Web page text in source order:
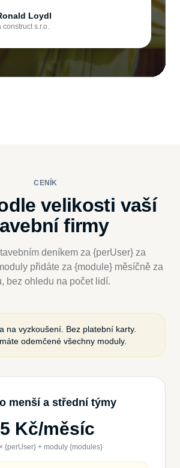
Salák
Po
CENÍK
velikosti vaší
firmy
deníkem za {perUser} za
přidáte za {module} měsíčně za
bez ohledu na počet lidí.
na vyzkoušení. Bez platební karty.
odemčené všechny moduly.
menší a střední týmy
Kč/měsíc
{perUser} + moduly {modules}